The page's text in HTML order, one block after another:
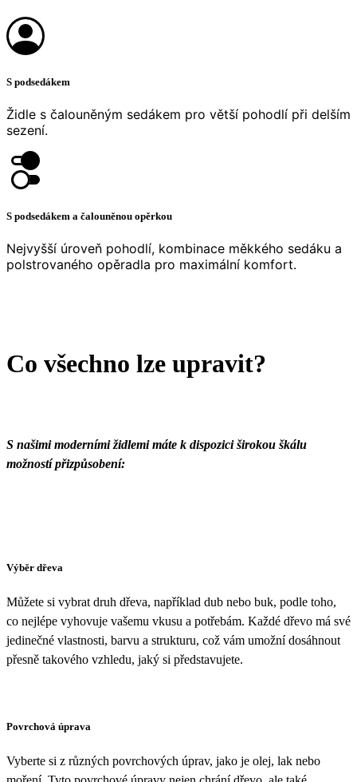
S podsedákem
Židle s čalouněným sedákem pro větší pohodlí při delším
sezení.
S podsedákem a čalouněnou opěrkou
Nejvyšší úroveň pohodlí, kombinace měkkého sedáku a
polstrovaného opěradla pro maximální komfort.
Co všechno lze upravit?
S našimi moderními židlemi máte k dispozici širokou škálu
možností přizpůsobení:
Výběr dřeva
Můžete si vybrat druh dřeva, například dub nebo buk, podle toho,
co nejlépe vyhovuje vašemu vkusu a potřebám. Každé dřevo má své
jedinečné vlastnosti, barvu a strukturu, což vám umožní dosáhnout
přesně takového vzhledu, jaký si představujete.
Povrchová úprava
Vyberte si z různých povrchových úprav, jako je olej, lak nebo